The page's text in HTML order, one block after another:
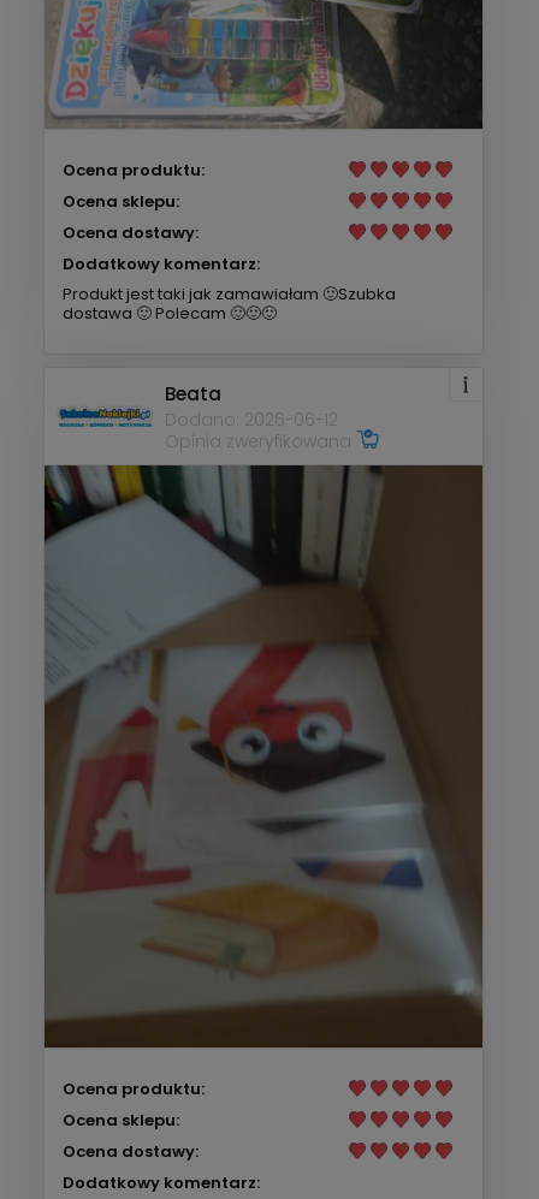
Ocena produktu:
Ocena sklepu:
Ocena dostawy:
Dodatkowy komentarz:
Produkt jest taki jak zamawiałam 🙂Szubka
dostawa 🙂 Polecam 🙂🙂🙂
Beata
Dodano: 2026-06-12
Opinia zweryfikowana
Ocena produktu:
Ocena sklepu:
Ocena dostawy:
Dodatkowy komentarz: